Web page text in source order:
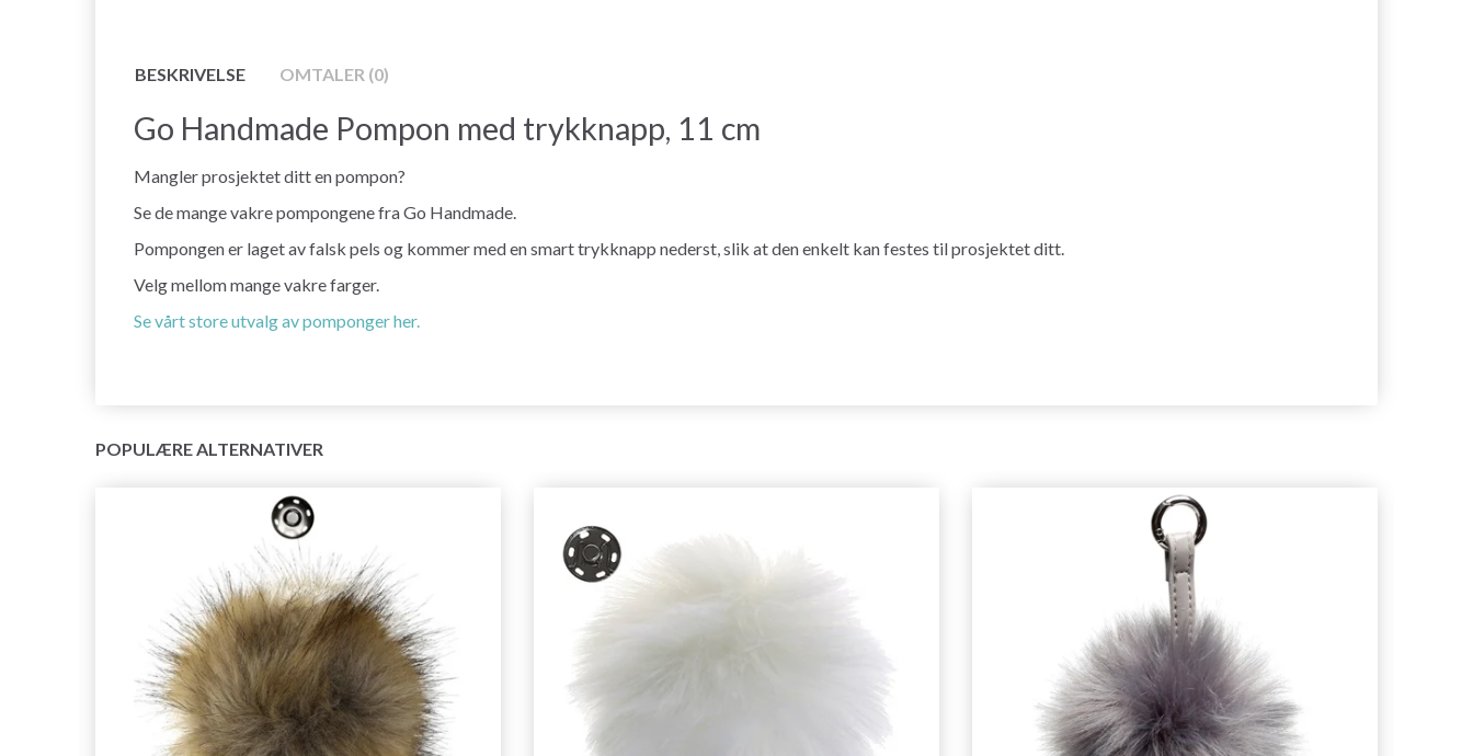
BESKRIVELSE OMTALER (0)
Go Handmade Pompon med trykknapp, 11 cm
Mangler prosjektet ditt en pompon?
Se de mange vakre pompongene fra Go Handmade.
Pompongen er laget av falsk pels og kommer med en smart trykknapp nederst, slik at den enkelt kan festes til prosjektet ditt.
Velg mellom mange vakre farger.
Se vårt store utvalg av pomponger her.
POPULÆRE ALTERNATIVER